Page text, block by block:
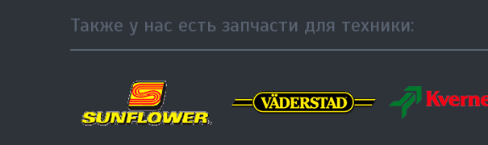
Также у нас есть запчасти для техники: